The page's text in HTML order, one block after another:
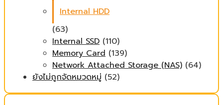
Internal HDD
(63)
Internal SSD (110)
Memory Card (139)
Network Attached Storage (NAS) (64)
ยังไม่ถูกจัดหมวดหมู่ (52)